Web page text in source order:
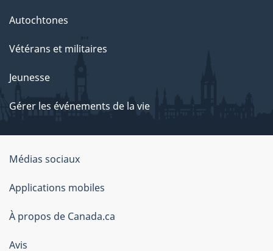
Autochtones
Vétérans et militaires
Jeunesse
Gérer les événements de la vie
Organisation
du
gouvernement
du
Canada
Médias sociaux
Applications mobiles
À propos de Canada.ca
Avis